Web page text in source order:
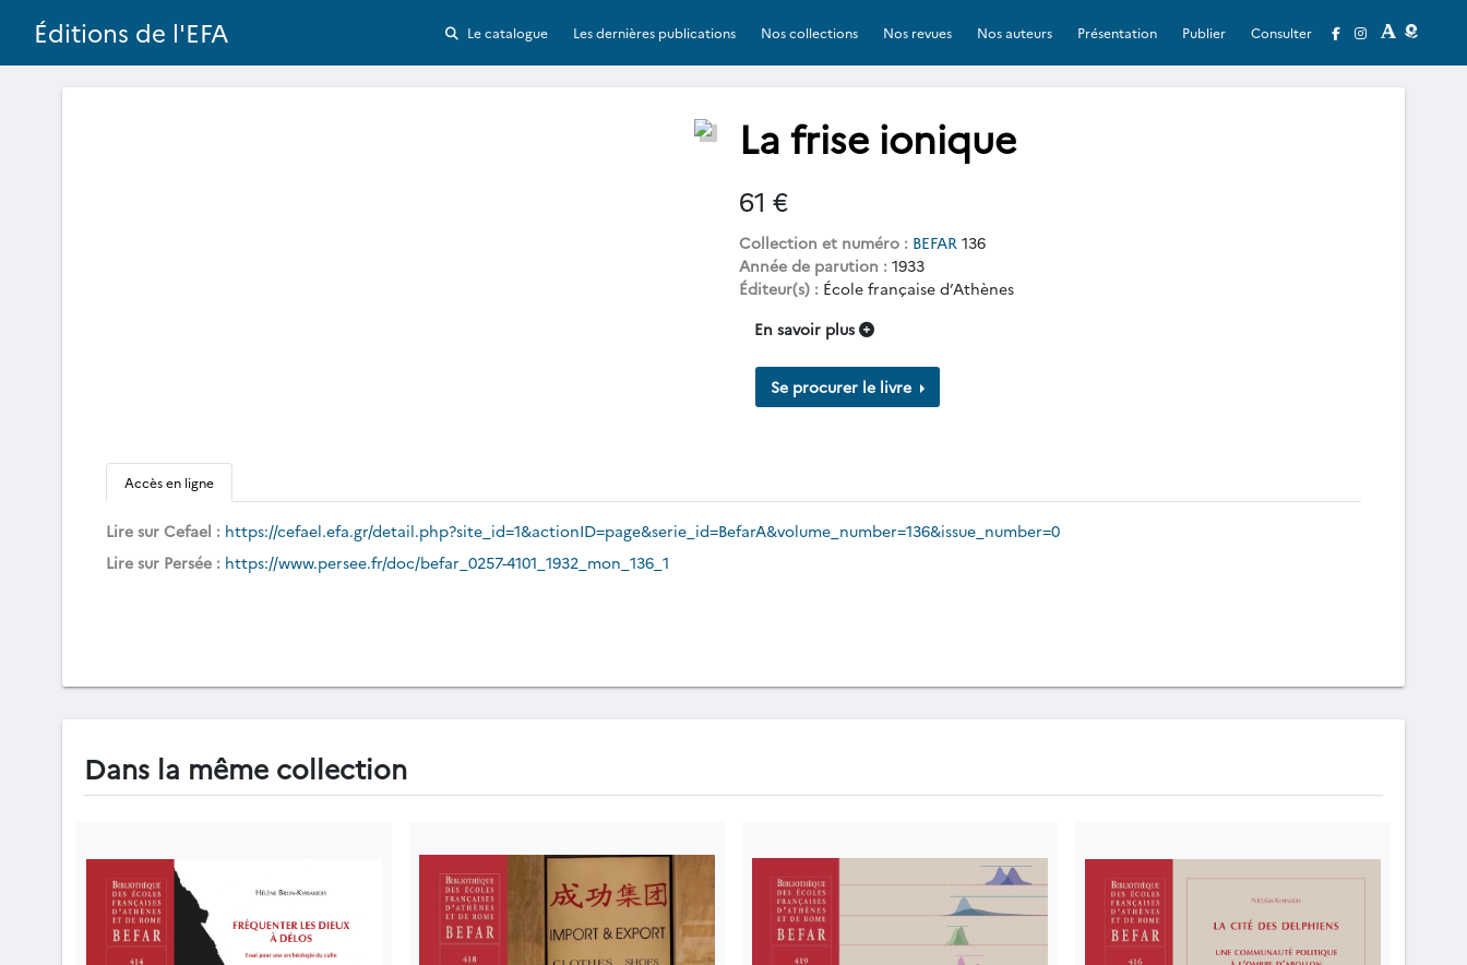
Éditions de l'EFA Le catalogue Les dernières publications Nos collections Nos revues Nos auteurs Présentation Publier Consulter
La frise ionique
61 €
Collection et numéro : BEFAR 136
Année de parution : 1933
Éditeur(s) : École française d’Athènes
En savoir plus
Se procurer le livre
Accès en ligne
Lire sur Cefael : https://cefael.efa.gr/detail.php?site_id=1&actionID=page&serie_id=BefarA&volume_number=136&issue_number=0
Lire sur Persée : https://www.persee.fr/doc/befar_0257-4101_1932_mon_136_1
Dans la même collection